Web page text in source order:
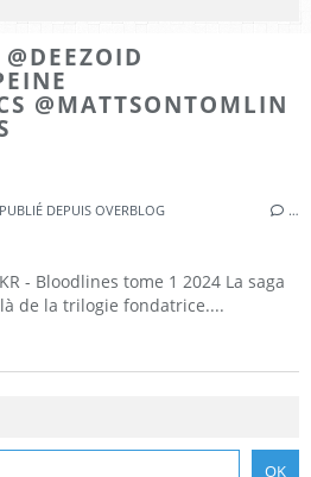
@MATTSONTOMLIN
PUBLIÉ DEPUIS OVERBLOG …
- Bloodlines tome 1 2024 La saga
de la trilogie fondatrice....